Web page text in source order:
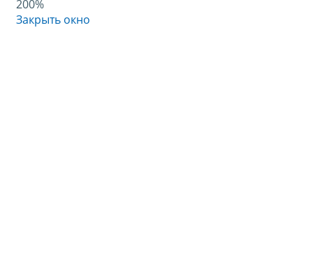
200%
Закрыть окно